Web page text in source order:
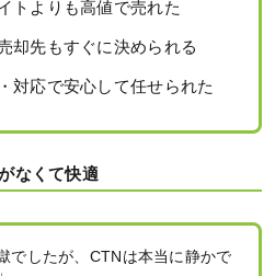
トよりも高値で売れた
却先もすぐに決められる
対応で安心して任せられた
なくて快適
でしたが、CTNは本当に静かで